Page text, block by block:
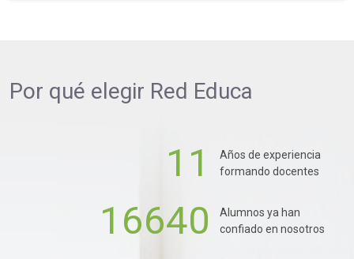
Por qué elegir Red Educa
11
Años de experiencia
formando docentes
16640
Alumnos ya han
confiado en nosotros